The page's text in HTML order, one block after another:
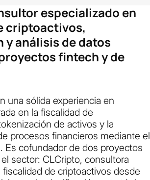
especializado en
criptoactivos,
y análisis de datos
fintech y de
una sólida experiencia en
en la fiscalidad de
de activos y la
procesos financieros mediante el
Es cofundador de dos proyectos
sector: CLCripto, consultora
de criptoactivos desde